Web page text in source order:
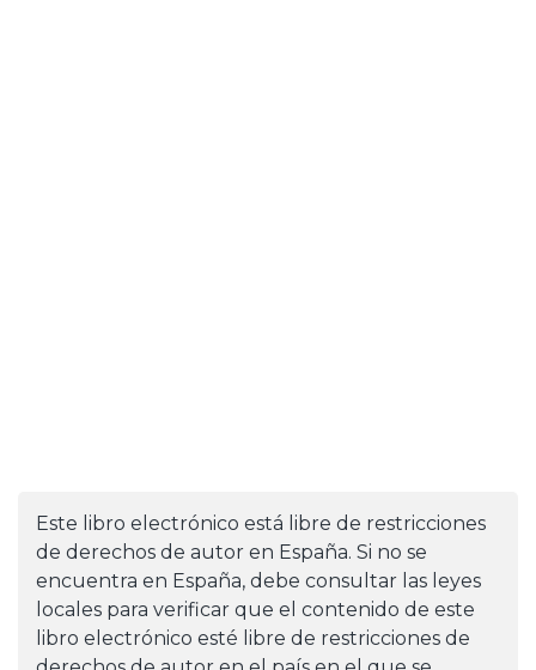
Este libro electrónico está libre de restricciones
de derechos de autor en España. Si no se
encuentra en España, debe consultar las leyes
locales para verificar que el contenido de este
libro electrónico esté libre de restricciones de